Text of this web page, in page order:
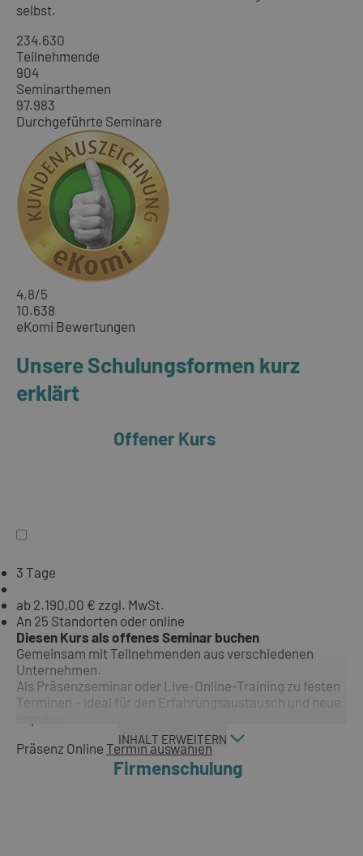
selbst.
234.630
Teilnehmende
904
Seminarthemen
97.983
Durchgeführte Seminare
4,8/5
10.638
eKomi Bewertungen
Unsere Schulungsformen kurz
erklärt
Offener Kurs
3 Tage
ab 2.190,00 € zzgl. MwSt.
An 25 Standorten oder online
Diesen Kurs als offenes Seminar buchen
Gemeinsam mit Teilnehmenden aus verschiedenen
Unternehmen.
Als Präsenzseminar oder Live-Online-Training zu festen
Terminen – ideal für den Erfahrungsaustausch und neue
INHALT ERWEITERN
Präsenz Online Termin auswählen
Firmenschulung